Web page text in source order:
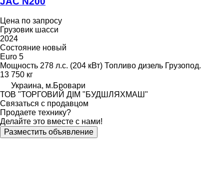
Цена по запросу
Грузовик шасси
2024
Состояние новый
Euro 5
Мощность 278 л.с. (204 кВт) Топливо дизель Грузопод.
13 750 кг
Украина, м.Бровари
ТОВ "ТОРГОВИЙ ДІМ "БУДШЛЯХМАШ"
Связаться с продавцом
Продаете технику?
Делайте это вместе с нами!
Разместить объявление